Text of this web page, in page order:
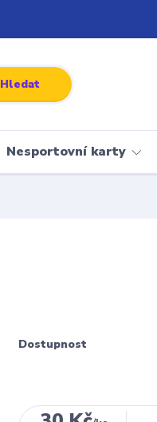
Hledat
Nesportovní karty
Dostupnost